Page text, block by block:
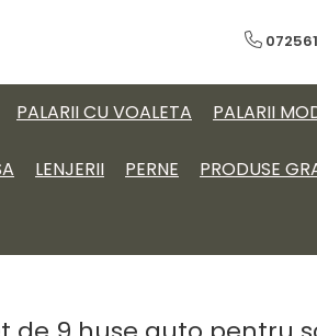
PALARII CU VOALETA PALARII
LENJERII PERNE PRODUSE